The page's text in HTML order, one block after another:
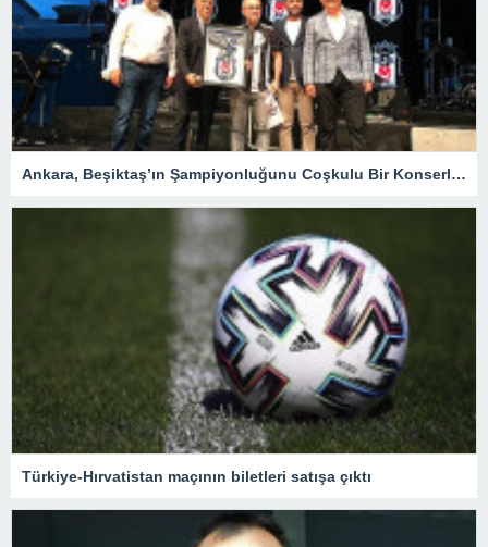
Ankara, Beşiktaş’ın Şampiyonluğunu Coşkulu Bir Konserle Kutladı – Spor
Türkiye-Hırvatistan maçının biletleri satışa çıktı